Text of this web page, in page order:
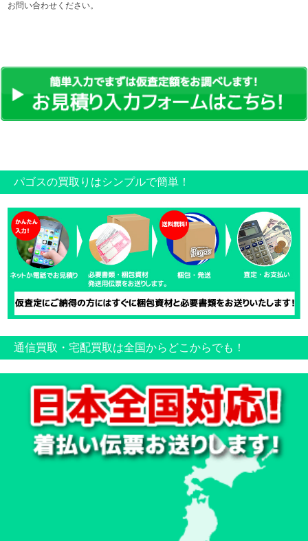
お問い合わせください。
パゴスの買取りはシンプルで簡単！
通信買取・宅配買取は全国からどこからでも！